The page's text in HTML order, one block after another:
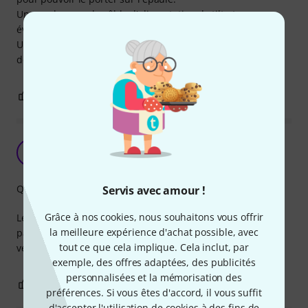
Servis avec amour !
Grâce à nos cookies, nous souhaitons vous offrir
la meilleure expérience d'achat possible, avec
tout ce que cela implique. Cela inclut, par
exemple, des offres adaptées, des publicités
personnalisées et la mémorisation des
préférences. Si vous êtes d'accord, il vous suffit
Une poche pour le câble d'alimentation, le tilt et
éventuellement un autre câble..... pas plus.
Un peu cher, comme c'est souvent le cas pour des housses
de protection qui méritent ce nom !
SIGNALER L'ÉVALUATION
Yves Tournié 16.03.2022
Les attaches mâles de la sangle livrée avec le sac ne vont
pas du tout avec les attaches femelles du sac. Pouvez vous
vérifier et si possible me renvoyer une sangle adaptée
Qualité de fabrication
0 SIGNALER L'ÉVALUATION